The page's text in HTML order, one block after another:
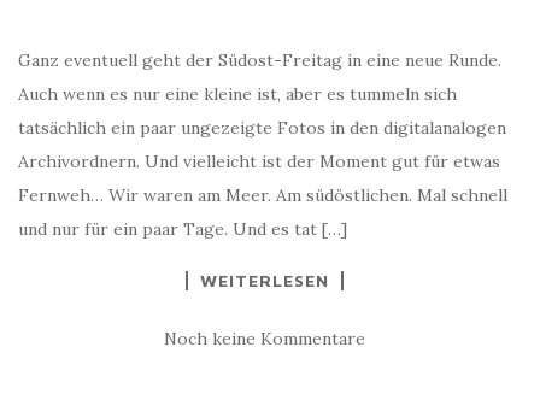
Ganz eventuell geht der Südost-Freitag in eine neue Runde.
Auch wenn es nur eine kleine ist, aber es tummeln sich
tatsächlich ein paar ungezeigte Fotos in den digitalanalogen
Archivordnern. Und vielleicht ist der Moment gut für etwas
Fernweh… Wir waren am Meer. Am südöstlichen. Mal schnell
und nur für ein paar Tage. Und es tat […]
WEITERLESEN
Noch keine Kommentare